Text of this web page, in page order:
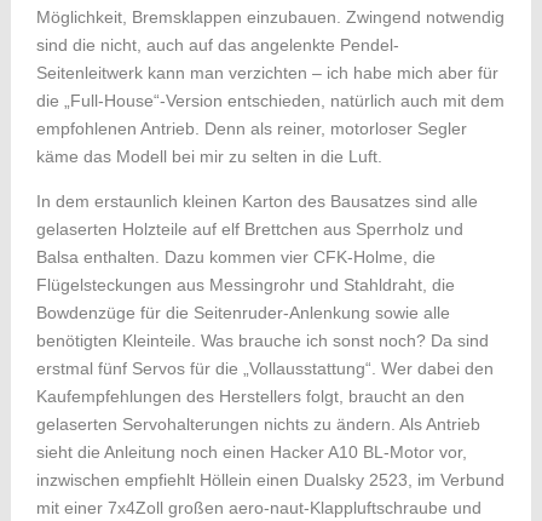
Möglichkeit, Bremsklappen einzubauen. Zwingend notwendig
sind die nicht, auch auf das angelenkte Pendel-
Seitenleitwerk kann man verzichten – ich habe mich aber für
die „Full-House“-Version entschieden, natürlich auch mit dem
empfohlenen Antrieb. Denn als reiner, motorloser Segler
käme das Modell bei mir zu selten in die Luft.
In dem erstaunlich kleinen Karton des Bausatzes sind alle
gelaserten Holzteile auf elf Brettchen aus Sperrholz und
Balsa enthalten. Dazu kommen vier CFK-Holme, die
Flügelsteckungen aus Messingrohr und Stahldraht, die
Bowdenzüge für die Seitenruder-Anlenkung sowie alle
benötigten Kleinteile. Was brauche ich sonst noch? Da sind
erstmal fünf Servos für die „Vollausstattung“. Wer dabei den
Kaufempfehlungen des Herstellers folgt, braucht an den
gelaserten Servohalterungen nichts zu ändern. Als Antrieb
sieht die Anleitung noch einen Hacker A10 BL-Motor vor,
inzwischen empfiehlt Höllein einen Dualsky 2523, im Verbund
mit einer 7x4Zoll großen aero-naut-Klappluftschraube und